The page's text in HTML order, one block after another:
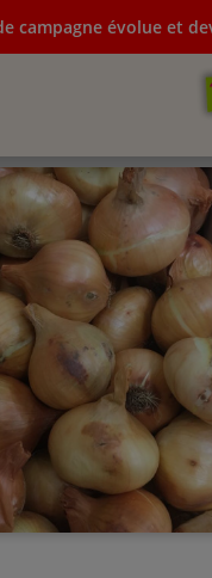
campagne évolue et
évolue et